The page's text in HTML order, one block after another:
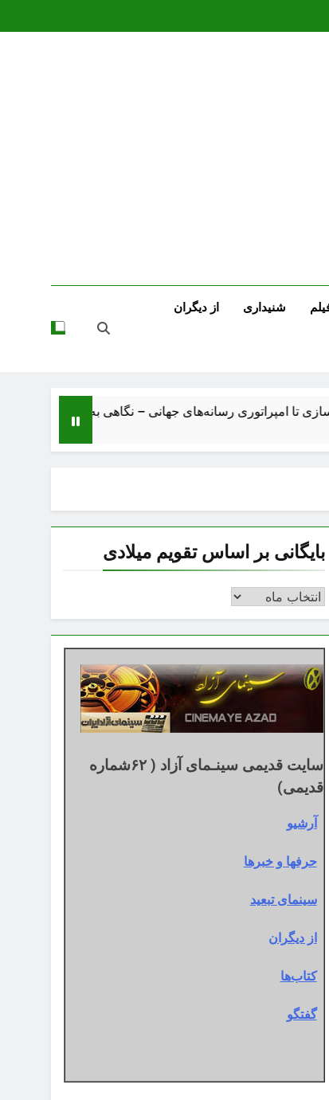
شنیداری از دیگران
رسانه‌های جهانی – نگاهی به ساختار، اقتصاد،
بایگانی بر اساس تقویم میلادی
بایگانی
اساس
تقویم
میلادی
سایت قدیمی سینـمای آزاد ( ۶۲شماره
قدیمی)
آرشیو
حرفها و خبرها
سینمای تبعید
از دیگران
کتاب‌ها
گفتگو